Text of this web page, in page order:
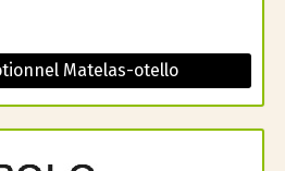
Matelas-otello